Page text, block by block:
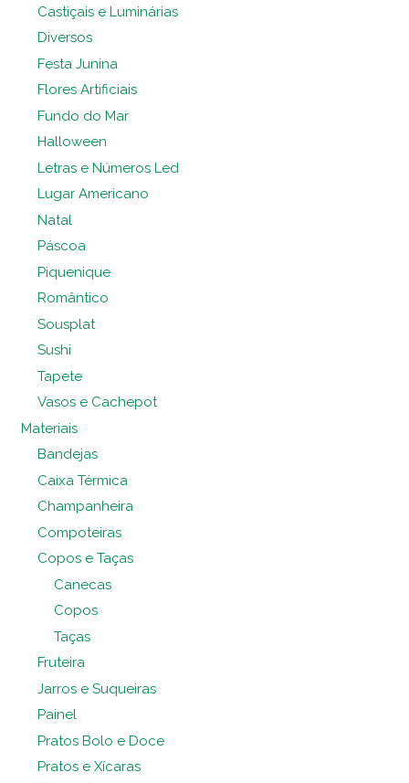
Castiçais e Luminárias
Diversos
Festa Junina
Flores Artificiais
Fundo do Mar
Halloween
Letras e Números Led
Lugar Americano
Natal
Páscoa
Piquenique
Romântico
Sousplat
Sushi
Tapete
Vasos e Cachepot
Materiais
Bandejas
Caixa Térmica
Champanheira
Compoteiras
Copos e Taças
Canecas
Copos
Taças
Fruteira
Jarros e Suqueiras
Painel
Pratos Bolo e Doce
Pratos e Xícaras